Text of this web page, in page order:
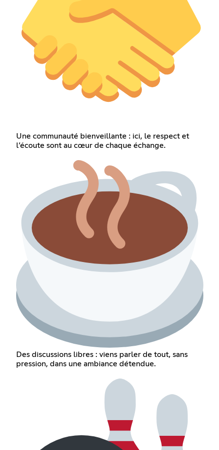
Une communauté bienveillante : ici, le respect et
l’écoute sont au cœur de chaque échange.
Des discussions libres : viens parler de tout, sans
pression, dans une ambiance détendue.